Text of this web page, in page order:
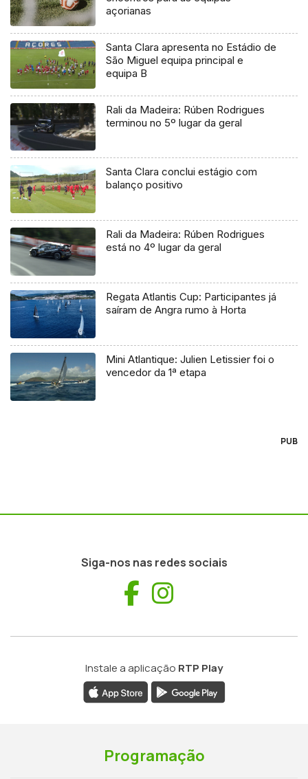
açorianas
Santa Clara apresenta no Estádio de
São Miguel equipa principal e
equipa B
Rali da Madeira: Rúben Rodrigues
terminou no 5º lugar da geral
Santa Clara conclui estágio com
balanço positivo
Rali da Madeira: Rúben Rodrigues
está no 4º lugar da geral
Regata Atlantis Cup: Participantes já
saíram de Angra rumo à Horta
Mini Atlantique: Julien Letissier foi o
vencedor da 1ª etapa
PUB
Siga-nos nas redes sociais
Facebook
Instale a aplicação RTP Play
Programação